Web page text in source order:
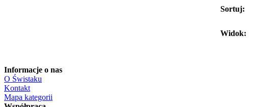
Sortuj:
Widok:
Informacje o nas
O Świstaku
Kontakt
Mapa kategorii